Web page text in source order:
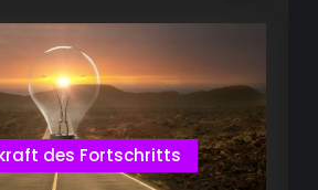
des Fortschritts